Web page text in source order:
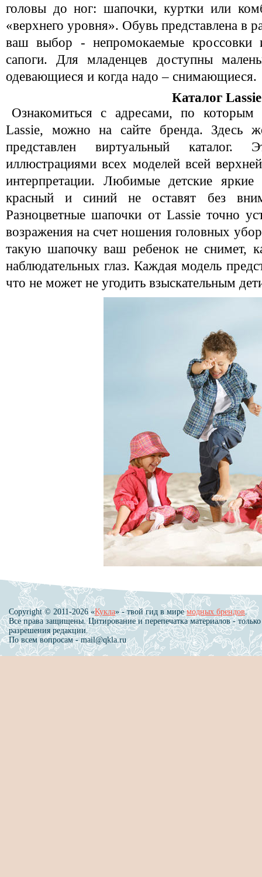
головы до ног: шапочки, куртки или
«верхнего уровня». Обувь представлена в
ваш выбор - непромокаемые кроссовки
сапоги. Для младенцев доступны
одевающиеся и когда надо – снимающиеся.
Каталог Lassie
Ознакомиться с адресами, по
Lassie, можно на сайте бренда. Здесь
представлен виртуальный каталог.
иллюстрациями всех моделей всей
интерпретации. Любимые детские
красный и синий не оставят без
Разноцветные шапочки от Lassie точно
возражения на счет ношения головных
такую шапочку ваш ребенок не снимет,
наблюдательных глаз. Каждая модель
что не может не угодить взыскательным
Copyright © 2011-2026 «Кукла» - твой гид в миремодных брендов.
Все права защищены. Цитирование и перепечатка материалов - только
разрешения редакции.
По всем вопросам - mail@qkla.ru